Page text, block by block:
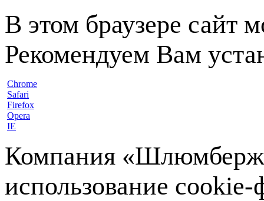
В этом браузере сайт
Рекомендуем Вам
Chrome
Safari
Firefox
Opera
IE
Компания
использование